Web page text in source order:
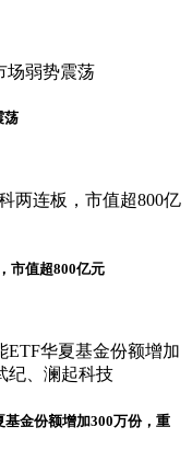
荡
市值超800亿元
金份额增加300万份，重